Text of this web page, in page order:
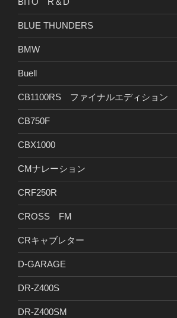
BLUE THUNDERS
BMW
Buell
CB1100RS ファイナルエディション
CB750F
CBX1000
CMナレーション
CRF250R
CROSS FM
CRキャブレター
D-GARAGE
DR-Z400S
DR-Z400SM